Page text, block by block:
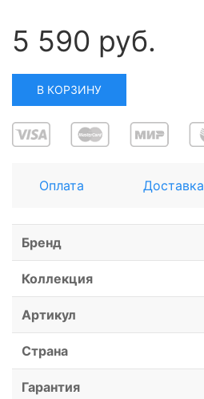
5 590 руб.
В КОРЗИНУ
Оплата Доставка
Бренд
Коллекция
Артикул
Страна
Гарантия